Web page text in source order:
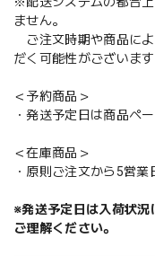
ません。
ご注文時期や商品に
だく可能性がございます
＜予約商品＞
・発送予定日は商品ペ
＜在庫商品＞
・原則ご注文から5営業
※発送予定日は入荷状
ご理解ください。